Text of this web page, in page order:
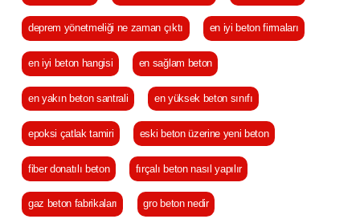
deprem yönetmeliği ne zaman çıktı en iyi beton firmaları
en iyi beton hangisi en sağlam beton
en yakın beton santrali en yüksek beton sınıfı
epoksi çatlak tamiri eski beton üzerine yeni beton
fiber donatılı beton fırçalı beton nasıl yapılır
gaz beton fabrikaları gro beton nedir